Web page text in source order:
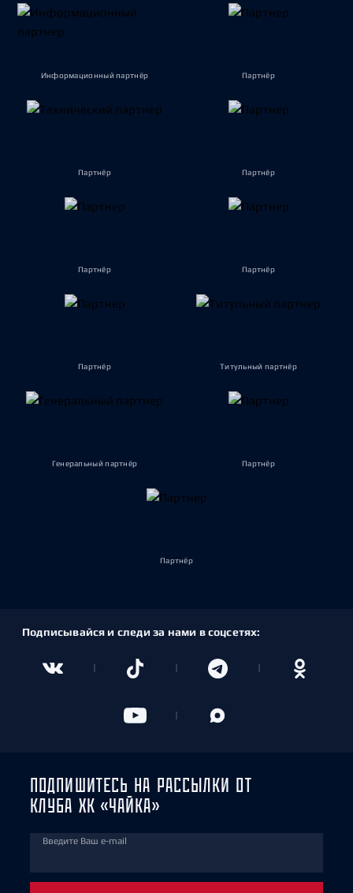
Информационный партнёр Партнёр
Партнёр Партнёр
Партнёр Партнёр
Партнёр Титульный партнёр
Генеральный партнёр Партнёр
Партнёр
Подписывайся и следи за нами в соцсетях:
ПОДПИШИТЕСЬ НА РАССЫЛКИ ОТ
КЛУБА ХК «ЧАЙКА»
Введите Ваш e-mail